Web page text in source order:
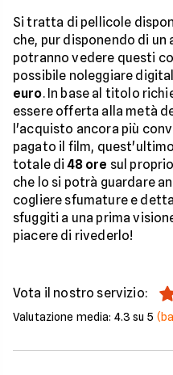
Si tratta di pellicole
che, pur disponendo di
potranno vedere questi
possibile noleggiare
euro. In base al titolo
essere offerta alla metà
l'acquisto ancora più
pagato il film,
totale di48 ore sul
che lo si potrà guardare
cogliere sfumature e
sfuggiti a una prima
piacere di rivederlo!
Vota il nostro servizio:
Valutazione media: 4.3 su 5